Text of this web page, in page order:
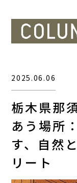
栃木県那
あう場所
す、自然
リート
2025.06.06